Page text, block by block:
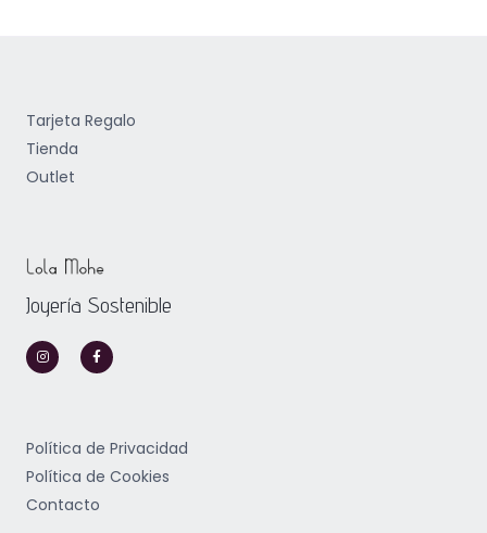
Tarjeta Regalo
Tienda
Outlet
Joyería Sostenible
n
s
t
m
a
c
e
f
Política de Privacidad
Política de Cookies
Contacto